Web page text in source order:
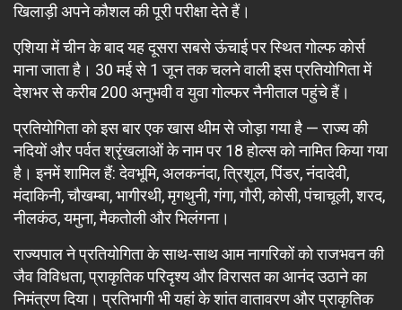
खिलाड़ी अपने कौशल की पूरी परीक्षा देते हैं।
एशिया में चीन के बाद यह दूसरा सबसे ऊंचाई पर स्थित गोल्फ कोर्स
माना जाता है। 30 मई से 1 जून तक चलने वाली इस प्रतियोगिता में
देशभर से करीब 200 अनुभवी व युवा गोल्फर नैनीताल पहुंचे हैं।
प्रतियोगिता को इस बार एक खास थीम से जोड़ा गया है — राज्य की
नदियों और पर्वत श्रृंखलाओं के नाम पर 18 होल्स को नामित किया गया
है। इनमें शामिल हैं: देवभूमि, अलकनंदा, त्रिशूल, पिंडर, नंदादेवी,
मंदाकिनी, चौखम्बा, भागीरथी, मृगथुनी, गंगा, गौरी, कोसी, पंचाचूली, शरद,
नीलकंठ, यमुना, मैकतोली और भिलंगना।
राज्यपाल ने प्रतियोगिता के साथ-साथ आम नागरिकों को राजभवन की
जैव विविधता, प्राकृतिक परिदृश्य और विरासत का आनंद उठाने का
निमंत्रण दिया। प्रतिभागी भी यहां के शांत वातावरण और प्राकृतिक